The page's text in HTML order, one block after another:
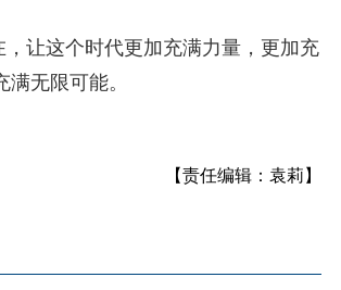
，让这个时代更加充满力量，更加充
无限可能。
【责任编辑：袁莉】